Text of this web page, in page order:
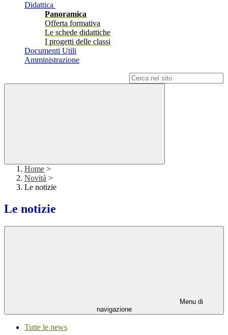
Didattica
Panoramica
Offerta formativa
Le schede didattiche
I progetti delle classi
Documenti Utili
Amministrazione
Home >
Novità >
Le notizie
Le notizie
Menu di
navigazione
Tutte le news